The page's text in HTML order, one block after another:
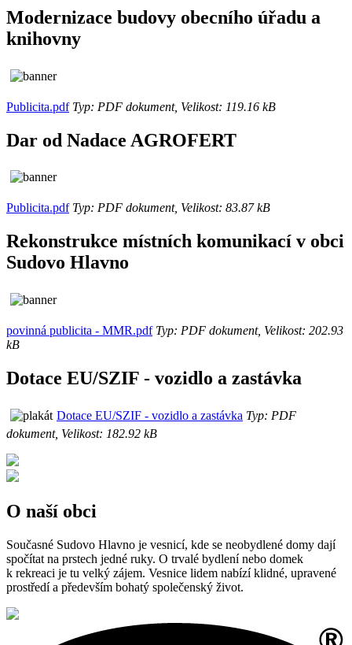
Modernizace budovy obecního úřadu a
knihovny
Publicita.pdfTyp: PDF dokument, Velikost: 119.16 kB
Dar od Nadace AGROFERT
Publicita.pdfTyp: PDF dokument, Velikost: 83.87 kB
Rekonstrukce místních komunikací v obci
Sudovo Hlavno
povinná publicita - MMR.pdfTyp: PDF dokument, Velikost: 202.93
kB
Dotace EU/SZIF - vozidlo a zastávka
Dotace EU/SZIF - vozidlo a zastávka Typ: PDF
dokument, Velikost: 182.92 kB
O naší obci
Současné Sudovo Hlavno je vesnicí, kde se neobydlené domy dají
spočítat na prstech jedné ruky. O trvalé bydlení nebo domek
k rekreaci je tu velký zájem. Vesnice lidem nabízí klidné, upravené
prostředí a především bohatý společenský život.